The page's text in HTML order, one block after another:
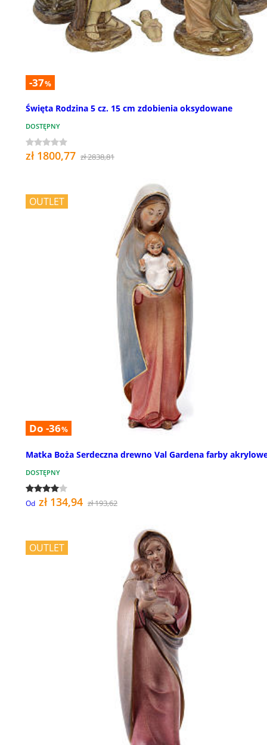
-37%
Święta Rodzina 5 cz. 15 cm zdobienia oksydowane
DOSTĘPNY
zł 1800,77 zł 2838,81
OUTLET
Do -36%
Matka Boża Serdeczna drewno Val Gardena farby
DOSTĘPNY
Od zł 134,94 zł 193,62
OUTLET